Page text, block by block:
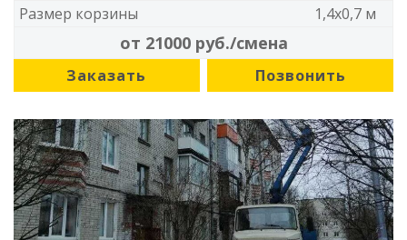
Размер корзины
1,4x0,7 м
от 21000 руб./смена
Заказать Позвонить